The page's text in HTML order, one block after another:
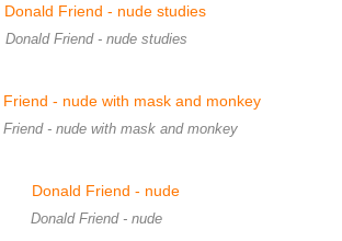
Donald Friend - nude studies
Friend - nude with mask and monkey
Donald Friend - nude